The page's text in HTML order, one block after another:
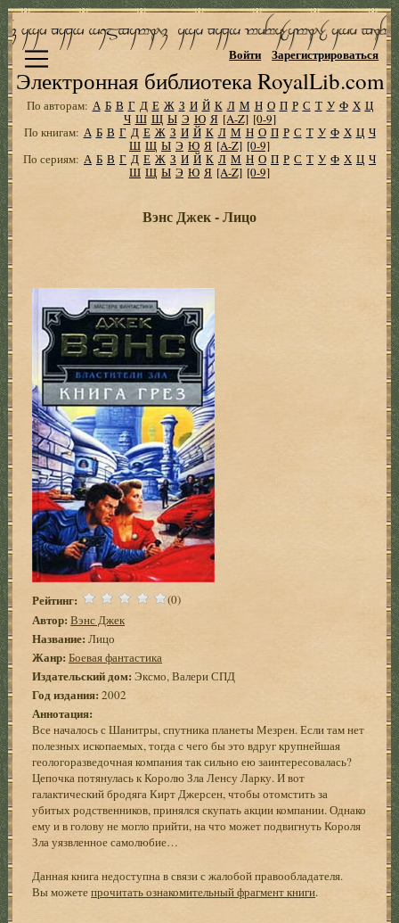
Электронная библиотека RoyalLib.com
Войти Зарегистрироваться
По авторам: А Б В Г Д Е Ж З И Й К Л М Н О П Р С Т У Ф Х Ц
Ч Ш Щ Ы Э Ю Я [A-Z] [0-9]
По книгам: А Б В Г Д Е Ж З И Й К Л М Н О П Р С Т У Ф Х Ц Ч
Ш Щ Ы Э Ю Я [A-Z] [0-9]
По сериям: А Б В Г Д Е Ж З И Й К Л М Н О П Р С Т У Ф Х Ц Ч
Ш Щ Ы Э Ю Я [A-Z] [0-9]
Вэнс Джек - Лицо
Рейтинг: (0)
Автор: Вэнс Джек
Название: Лицо
Жанр: Боевая фантастика
Издательский дом: Эксмо, Валери СПД
Год издания: 2002
Аннотация:
Все началось с Шанитры, спутника планеты Мезрен. Если там нет
полезных ископаемых, тогда с чего бы это вдруг крупнейшая
геологоразведочная компания так сильно ею заинтересовалась?
Цепочка потянулась к Королю Зла Ленсу Ларку. И вот
галактический бродяга Кирт Джерсен, чтобы отомстить за
убитых родственников, принялся скупать акции компании. Однако
ему и в голову не могло прийти, на что может подвигнуть Короля
Зла уязвленное самолюбие…
Данная книга недоступна в связи с жалобой правообладателя.
Вы можетепрочитать ознакомительный фрагмент книги.